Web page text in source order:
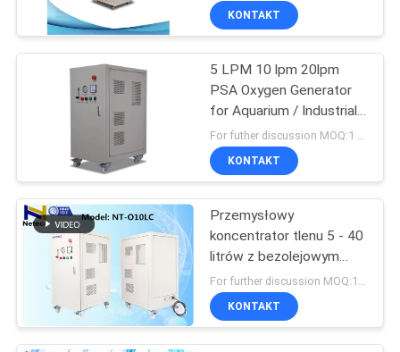
MERCHANTS
SITEMAP
POLICY
Projekt generatora
ozonu
Części generatora
ozonu
359
KONTAKT
5 LPM 10 lpm 20lpm
PSA Oxygen Generator
for Aquarium / Industrial
O2 Machine
For futher discussion MOQ:1 set
KONTAKT
Przemysłowy
koncentrator tlenu 5 - 40
litrów z bezolejowym
kompresorem powietrza
KONTAKT